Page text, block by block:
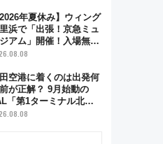
2026年夏休み】ウィング
浜で「出張！京急ミュ
アム」開催！入場無料
タンプラリーや子ども
空港に着くのは出発何
が正解？ 9月始動の
「第1ターミナル北側
ライト」は徒歩1キロ